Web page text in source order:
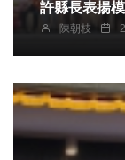
許縣長表揚
陳朝枝